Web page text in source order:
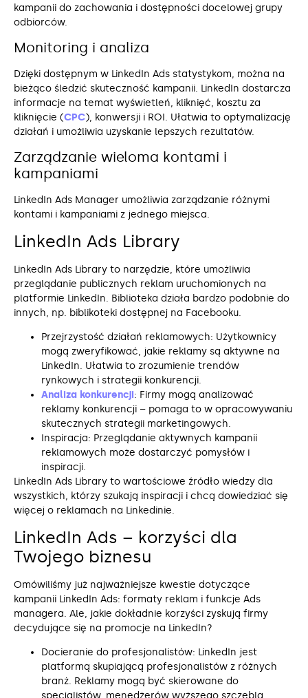
kampanii do zachowania i dostępności docelowej grupy
odbiorców.
Monitoring i analiza
Dzięki dostępnym w LinkedIn Ads statystykom, można na
bieżąco śledzić skuteczność kampanii. LinkedIn dostarcza
informacje na temat wyświetleń, kliknięć, kosztu za
kliknięcie (CPC), konwersji i ROI. Ułatwia to optymalizację
działań i umożliwia uzyskanie lepszych rezultatów.
Zarządzanie wieloma kontami i
kampaniami
LinkedIn Ads Manager umożliwia zarządzanie różnymi
kontami i kampaniami z jednego miejsca.
LinkedIn Ads Library
LinkedIn Ads Library to narzędzie, które umożliwia
przeglądanie publicznych reklam uruchomionych na
platformie LinkedIn. Biblioteka działa bardzo podobnie do
innych, np. biblikoteki dostępnej na Facebooku.
Przejrzystość działań reklamowych: Użytkownicy
mogą zweryfikować, jakie reklamy są aktywne na
LinkedIn. Ułatwia to zrozumienie trendów
rynkowych i strategii konkurencji.
Analiza konkurencji: Firmy mogą analizować
reklamy konkurencji – pomaga to w opracowywaniu
skutecznych strategii marketingowych.
Inspiracja: Przeglądanie aktywnych kampanii
reklamowych może dostarczyć pomysłów i
inspiracji.
LinkedIn Ads Library to wartościowe źródło wiedzy dla
wszystkich, którzy szukają inspiracji i chcą dowiedziać się
więcej o reklamach na Linkedinie.
LinkedIn Ads – korzyści dla
Twojego biznesu
Omówiliśmy już najważniejsze kwestie dotyczące
kampanii LinkedIn Ads: formaty reklam i funkcje Ads
managera. Ale, jakie dokładnie korzyści zyskują firmy
decydujące się na promocje na LinkedIn?
Docieranie do profesjonalistów: LinkedIn jest
platformą skupiającą profesjonalistów z różnych
branż. Reklamy mogą być skierowane do
specjalistów, menedżerów wyższego szczebla,